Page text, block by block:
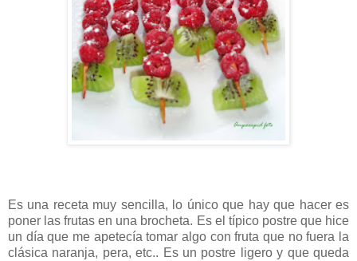
Es una receta muy sencilla, lo único que hay que hacer es
poner las frutas en una brocheta. Es el típico postre que hice
un día que me apetecía tomar algo con fruta que no fuera la
clásica naranja, pera, etc.. Es un postre ligero y que queda